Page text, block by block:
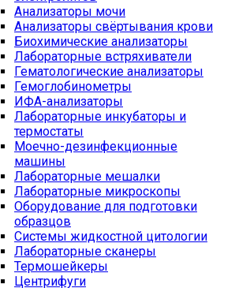
Анализаторы мочи
Анализаторы свёртывания крови
Биохимические анализаторы
Лабораторные встряхиватели
Гематологические анализаторы
Гемоглобинометры
ИФА-анализаторы
Лабораторные инкубаторы и
термостаты
Моечно-дезинфекционные
машины
Лабораторные мешалки
Лабораторные микроскопы
Оборудование для подготовки
образцов
Системы жидкостной цитологии
Лабораторные сканеры
Термошейкеры
Центрифуги